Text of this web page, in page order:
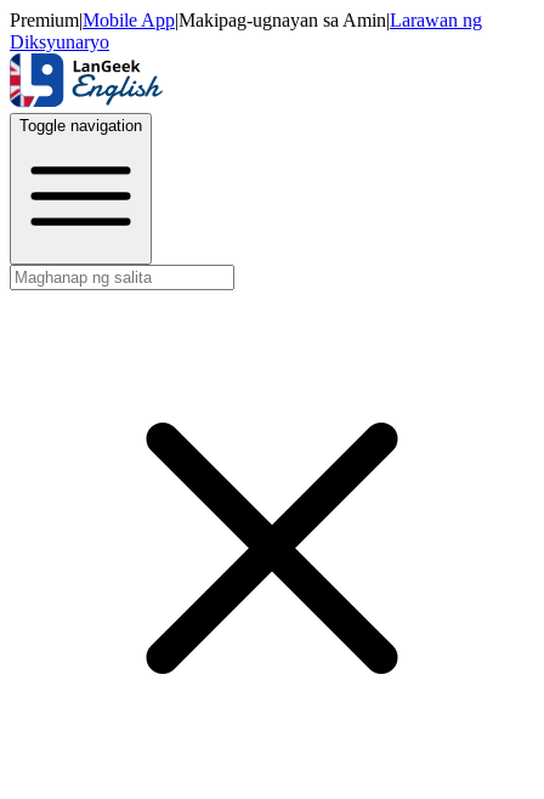
Premium|Mobile App|Makipag-ugnayan sa Amin|Larawan ng
Diksyunaryo
Toggle navigation